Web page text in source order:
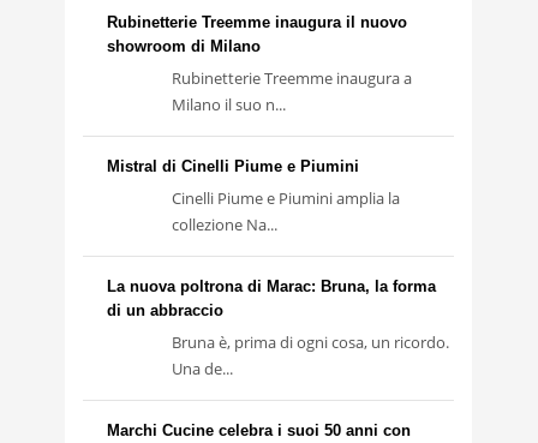
Rubinetterie Treemme inaugura il nuovo
showroom di Milano
Rubinetterie Treemme inaugura a
Milano il suo n...
Mistral di Cinelli Piume e Piumini
Cinelli Piume e Piumini amplia la
collezione Na...
La nuova poltrona di Marac: Bruna, la forma
di un abbraccio
Bruna è, prima di ogni cosa, un ricordo.
Una de...
Marchi Cucine celebra i suoi 50 anni con